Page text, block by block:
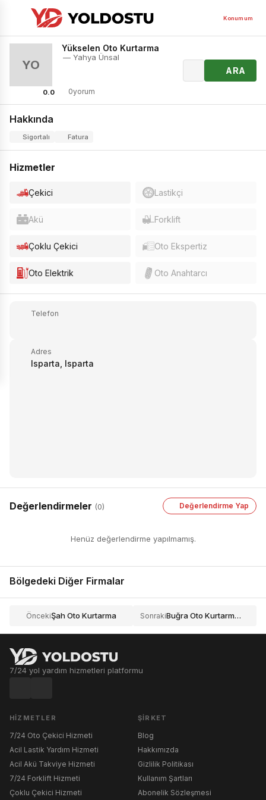
Konumum
YO
0.0
Yükselen Oto Kurtarma
— Yahya Ünsal
0yorum
ARA
Hakkında
Sigortalı Fatura
Hizmetler
Çekici Lastikçi
Akü Forklift
Çoklu Çekici Oto Ekspertiz
Oto Elektrik Oto Anahtarcı
Telefon
Adres
Isparta, Isparta
Değerlendirmeler (0) Değerlendirme Yap
Henüz değerlendirme yapılmamış.
Bölgedeki Diğer Firmalar
ÖncekiŞah Oto Kurtarma Sonraki Buğra Oto Kurtarma Yol Yardım
7/24 yol yardım hizmetleri platformu
HIZMETLER
7/24 Oto Çekici Hizmeti
Acil Lastik Yardım Hizmeti
Acil Akü Takviye Hizmeti
7/24 Forklift Hizmeti
Çoklu Çekici Hizmeti
ŞIRKET
Blog
Hakkımızda
Gizlilik Politikası
Kullanım Şartları
Abonelik Sözleşmesi